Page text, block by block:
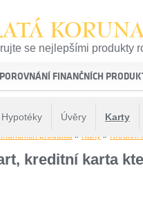
se nejlepšími produkty
tradice a kvality na
POROVNÁNÍ FINANČNÍCH
Hypotéky Úvěry Karty
produktů » Karty » Kreditní
kreditní karta